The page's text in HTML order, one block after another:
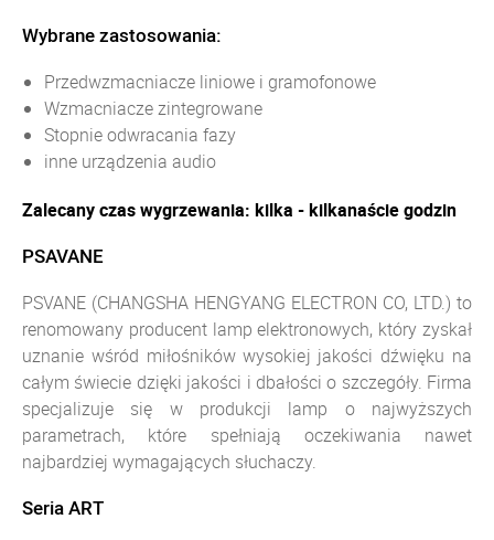
Wybrane zastosowania:
Przedwzmacniacze liniowe i gramofonowe
Wzmacniacze zintegrowane
Stopnie odwracania fazy
inne urządzenia audio
Zalecany czas wygrzewania: kilka - kilkanaście godzin
PSAVANE
PSVANE (CHANGSHA HENGYANG ELECTRON CO, LTD.) to
renomowany producent lamp elektronowych, który zyskał
uznanie wśród miłośników wysokiej jakości dźwięku na
całym świecie dzięki jakości i dbałości o szczegóły. Firma
specjalizuje się w produkcji lamp o najwyższych
parametrach, które spełniają oczekiwania nawet
najbardziej wymagających słuchaczy.
Seria ART